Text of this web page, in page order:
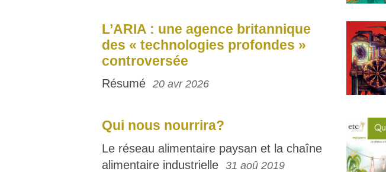
L’ARIA : une agence britannique
des « technologies profondes »
controversée
Résumé 20 avr 2026
Qui nous nourrira?
Le réseau alimentaire paysan et la chaîne
alimentaire industrielle 31 aoû 2019